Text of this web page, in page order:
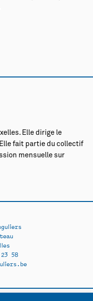
Elle dirige le
fait partie du collectif
mensuelle sur
58